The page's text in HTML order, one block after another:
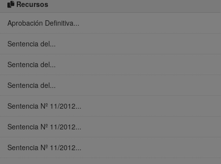
Recursos
Aprobación Definitiva...
Sentencia del...
Sentencia del...
Sentencia del...
Sentencia Nº 11/2012...
Sentencia Nº 11/2012...
Sentencia Nº 11/2012...